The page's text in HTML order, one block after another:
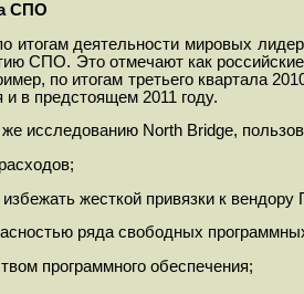
СПО
итогам деятельности мировых
СПО. Это отмечают как
, по итогам третьего квартала 20
в предстоящем 2011 году.
исследованию North Bridge,
жесткой привязки к вендору
ряда свободных
программного обеспечения;